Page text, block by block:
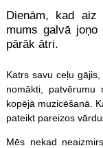
Dienām, kad
mums galvā joņo
pārāk ātri.
Katrs savu ceļu
nomākti,
kopējā muzicēšanā.
pateikt pareizos
Mēs nekad